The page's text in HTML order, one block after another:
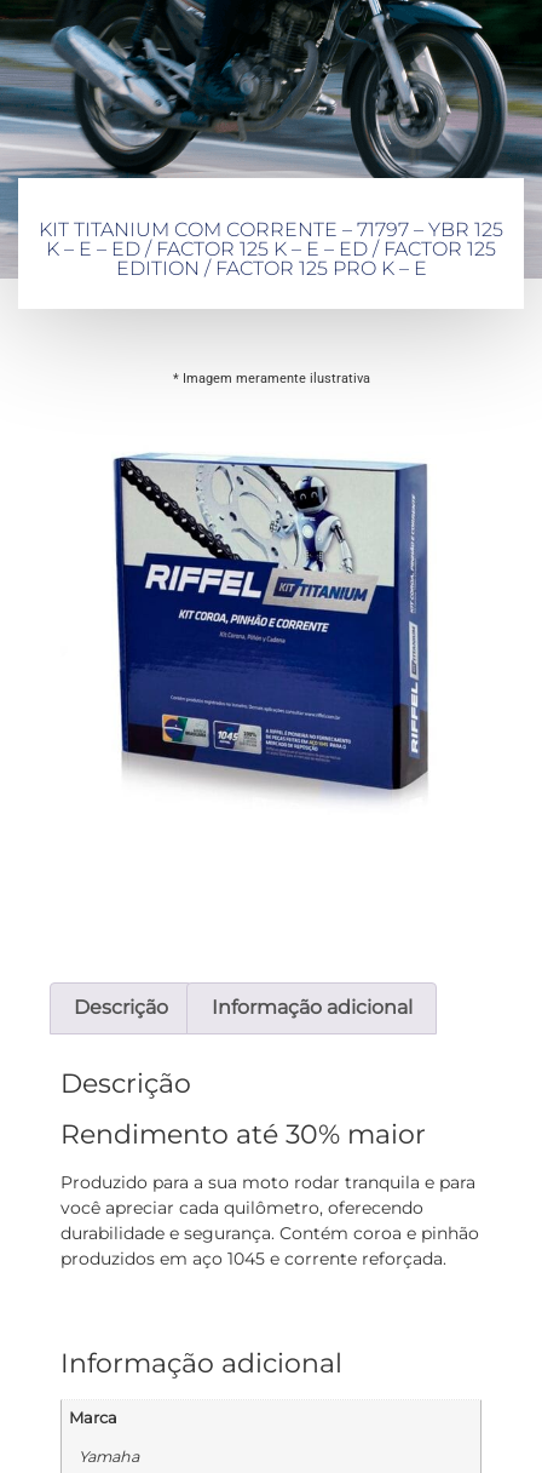
KIT TITANIUM COM CORRENTE – 71797 – YBR 125
K – E – ED / FACTOR 125 K – E – ED / FACTOR 125
EDITION / FACTOR 125 PRO K – E
Descrição Informação adicional
Descrição
Rendimento até 30% maior
Produzido para a sua moto rodar tranquila e para
você apreciar cada quilômetro, oferecendo
durabilidade e segurança. Contém coroa e pinhão
produzidos em aço 1045 e corrente reforçada.
Informação adicional
Marca
Yamaha
* Imagem meramente ilustrativa